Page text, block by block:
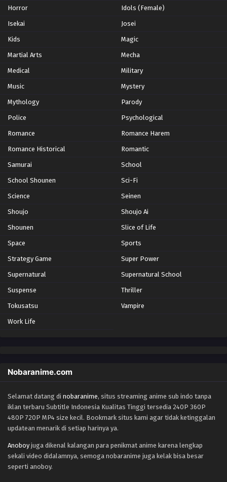
Horror Idols (Female)
Isekai Josei
Kids Magic
Martial Arts Mecha
Medical Military
Music Mystery
Mythology Parody
Police Psychological
Romance Romance Harem
Romance Historical Romantic
Samurai School
School Shounen Sci-Fi
Science Seinen
Shoujo Shoujo Ai
Shounen Slice of Life
Space Sports
Strategy Game Super Power
Supernatural Supernatural School
Suspense Thriller
Tokusatsu Vampire
Work Life
Nobaranime.com
Selamat datang di nobaranime, situs streaming anime sub indo tanpa
iklan terbaru Subtitle Indonesia Kualitas Tinggi tersedia 240P 360P
480P 720P MP4 size kecil. Bookmark situs kami agar tidak ketinggalan
updatean menarik di setiap harinya ya.
Anoboy juga dikenal kalangan para penikmat anime karena lengkap
sekali video didalamnya, semoga nobaranime juga kelak bisa besar
seperti anoboy.